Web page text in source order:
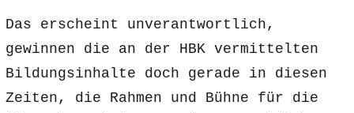
Das erscheint unverantwortlich,
gewinnen die an der HBK vermittelten
Bildungsinhalte doch gerade in diesen
Zeiten, die Rahmen und Bühne für die